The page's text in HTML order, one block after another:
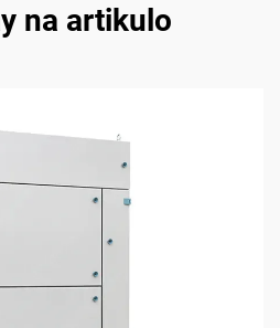
na artikulo